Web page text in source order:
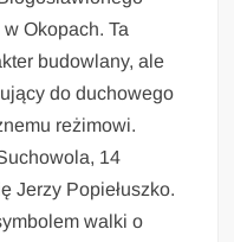
Okopach. Ta
budowlany, ale
do duchowego
reżimowi.
14
Jerzy Popiełuszko.
walki o